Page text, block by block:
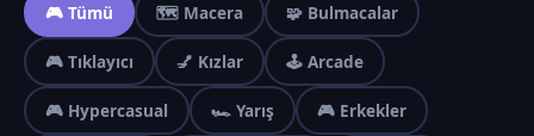
🎮 Tümü 🗺️ Macera 🧩 Bulmacalar
🎮 Tıklayıcı 💅 Kızlar 🕹️ Arcade
🎮 Hypercasual 🏎️ Yarış 🎮 Erkekler